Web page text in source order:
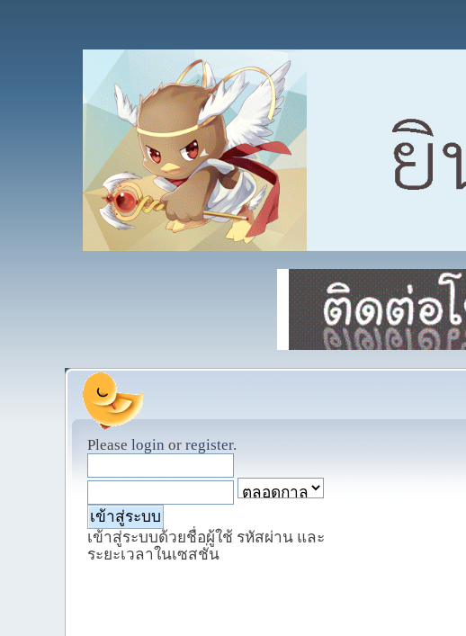
Please login or register.
เข้าสู่ระบบด้วยชื่อผู้ใช้ รหัสผ่าน และ
ระยะเวลาในเซสชั่น